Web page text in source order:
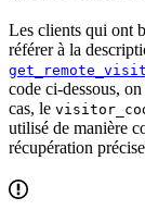
Les clients qui ont
référer à la
code ci-dessous,
cas, le
utilisé de manière
récupération